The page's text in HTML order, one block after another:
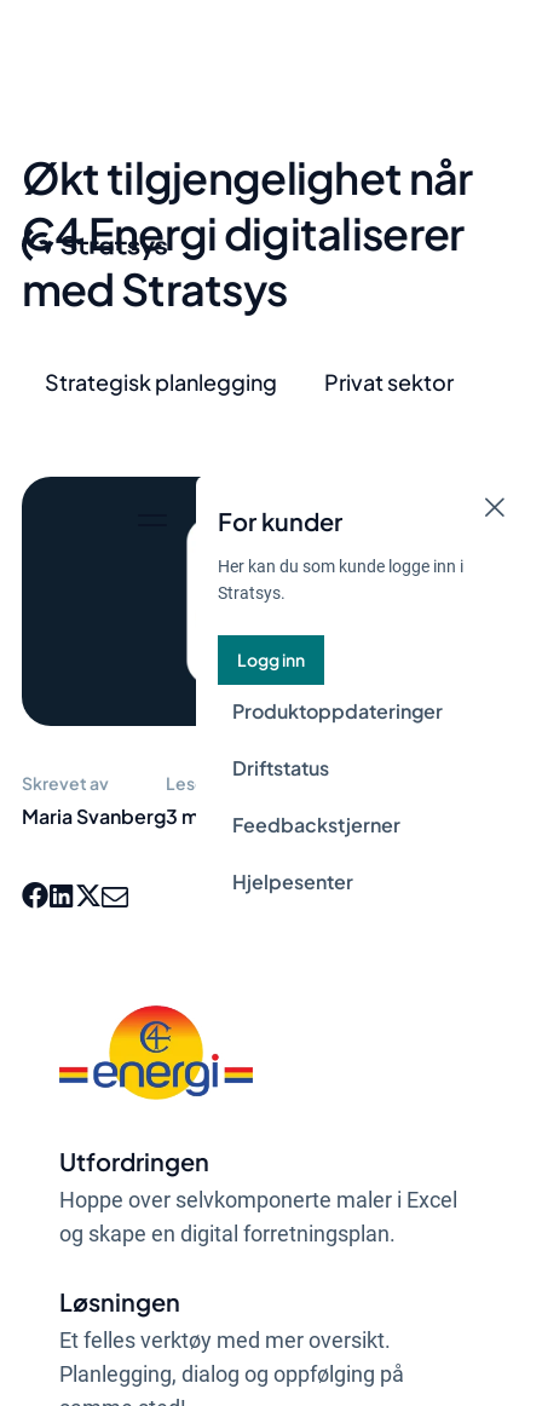
For kunder
Her kan du som kunde logge inn i
Stratsys.
Logg inn
Produktoppdateringer
Driftstatus
Feedbackstjerner
Hjelpesenter
Økt tilgjengelighet når
C4 Energi digitaliserer
med Stratsys
Strategisk planlegging Privat sektor
Skrevet av
Maria Svanberg
Lesetid
3 min
Utfordringen
Hoppe over selvkomponerte maler i Excel
og skape en digital forretningsplan.
Løsningen
Et felles verktøy med mer oversikt.
Planlegging, dialog og oppfølging på